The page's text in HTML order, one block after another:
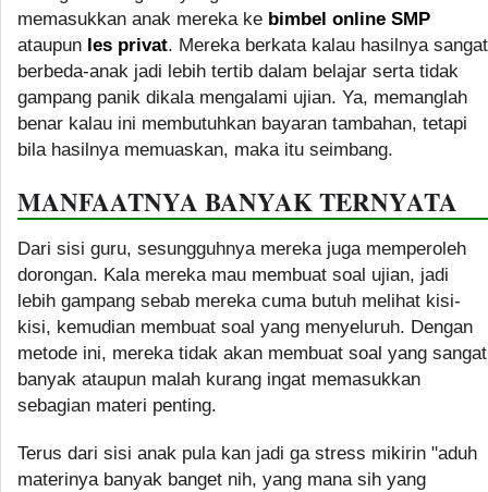
memasukkan anak mereka ke bimbel online SMP
ataupun les privat. Mereka berkata kalau hasilnya sangat
berbeda-anak jadi lebih tertib dalam belajar serta tidak
gampang panik dikala mengalami ujian. Ya, memanglah
benar kalau ini membutuhkan bayaran tambahan, tetapi
bila hasilnya memuaskan, maka itu seimbang.
MANFAATNYA BANYAK TERNYATA
Dari sisi guru, sesungguhnya mereka juga memperoleh
dorongan. Kala mereka mau membuat soal ujian, jadi
lebih gampang sebab mereka cuma butuh melihat kisi-
kisi, kemudian membuat soal yang menyeluruh. Dengan
metode ini, mereka tidak akan membuat soal yang sangat
banyak ataupun malah kurang ingat memasukkan
sebagian materi penting.
Terus dari sisi anak pula kan jadi ga stress mikirin "aduh
materinya banyak banget nih, yang mana sih yang